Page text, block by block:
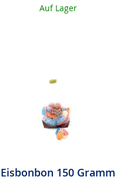
Auf Lager
Eisbonbon 150 Gramm